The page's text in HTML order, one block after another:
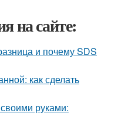
на сайте:
и почему SDS
как сделать
руками: